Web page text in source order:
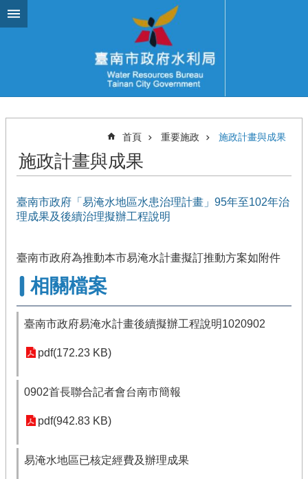
跳到主要內容區塊
首頁 重要施政 施政計畫與成果
施政計畫與成果
臺南市政府「易淹水地區水患治理計畫」95年至102年治
理成果及後續治理擬辦工程說明
臺南市政府為推動本市易淹水計畫擬訂推動方案如附件
相關檔案
臺南市政府易淹水計畫後續擬辦工程說明1020902
pdf(172.23 KB)
0902首長聯合記者會台南市簡報
pdf(942.83 KB)
易淹水地區已核定經費及辦理成果